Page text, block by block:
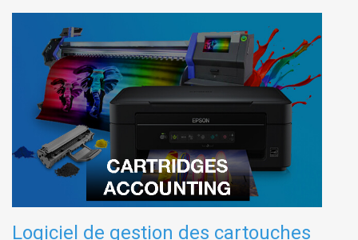
Logiciel de gestion des cartouches